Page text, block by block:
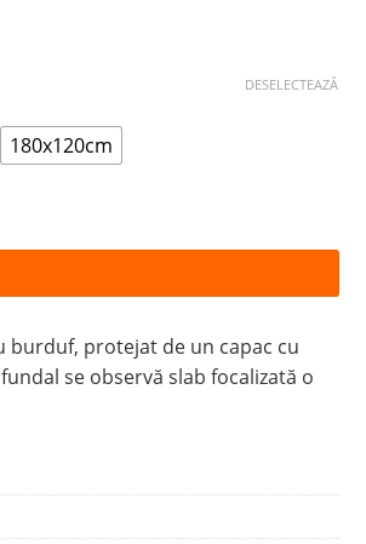
180x120cm
DESELECTEAZĂ
burduf, protejat de un capac cu
se observă slab focalizată o